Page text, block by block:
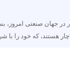
صنعتی امروز،
هستند، که خود را با